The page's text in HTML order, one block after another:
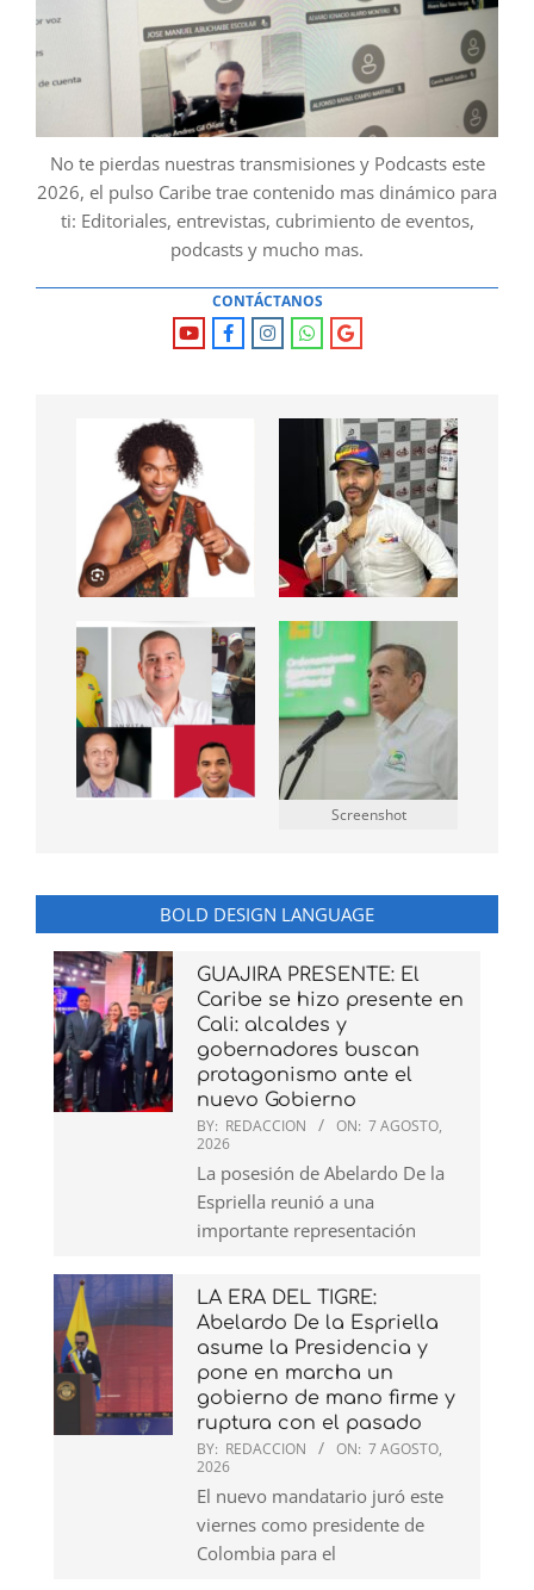
No te pierdas nuestras transmisiones y Podcasts este
2026, el pulso Caribe trae contenido mas dinámico para
ti: Editoriales, entrevistas, cubrimiento de eventos,
podcasts y mucho mas.
CONTÁCTANOS
Screenshot
BOLD DESIGN LANGUAGE
GUAJIRA PRESENTE: El
Caribe se hizo presente en
Cali: alcaldes y
gobernadores buscan
protagonismo ante el
nuevo Gobierno
BY: REDACCION ON: 7 AGOSTO,
2026
La posesión de Abelardo De la
Espriella reunió a una
importante representación
LA ERA DEL TIGRE:
Abelardo De la Espriella
asume la Presidencia y
pone en marcha un
gobierno de mano firme y
ruptura con el pasado
BY: REDACCION ON: 7 AGOSTO,
2026
El nuevo mandatario juró este
viernes como presidente de
Colombia para el